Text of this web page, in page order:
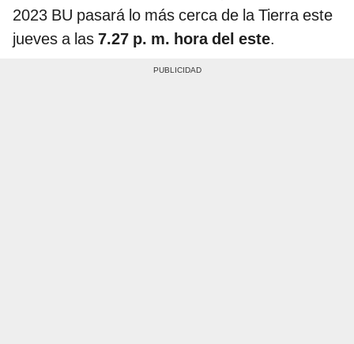
2023 BU pasará lo más cerca de la Tierra este
jueves a las 7.27 p. m. hora del este.